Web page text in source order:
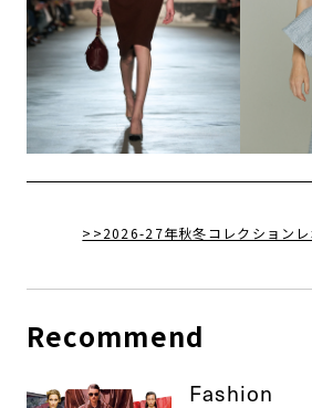
>>2026-27年秋冬コレクションレ
Recommend
Fashion